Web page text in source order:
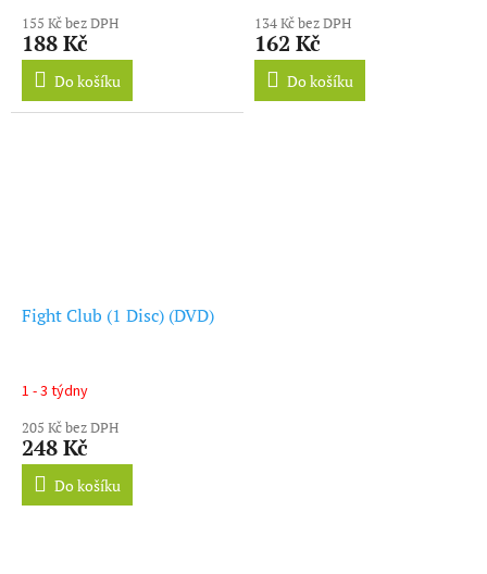
155 Kč bez DPH
188 Kč
Do košíku
134 Kč bez DPH
162 Kč
Do košíku
Fight Club (1 Disc) (DVD)
1 - 3 týdny
205 Kč bez DPH
248 Kč
Do košíku